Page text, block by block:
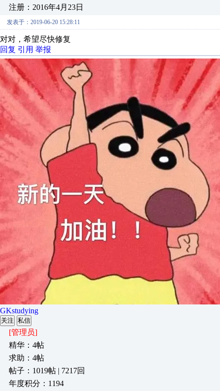
注册：2016年4月23日
发表于：2019-06-20 15:28:11
对对，希望尽快修复
回复 引用 举报
GKstudying
关注 私信
[管理员]
精华：4帖
求助：4帖
帖子：1019帖 | 7217回
年度积分：1194